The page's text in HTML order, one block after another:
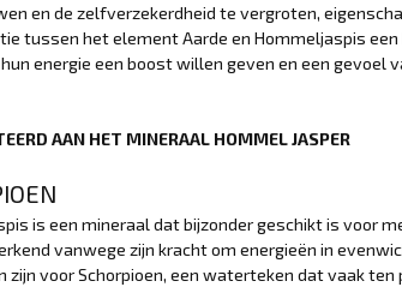
en de zelfverzekerdheid te vergroten,
tussen het element Aarde en Hommeljaspis
energie een boost willen geven en een gevoel
AAN HET MINERAAL HOMMEL JASPER
is een mineraal dat bijzonder geschikt is voor
vanwege zijn kracht om energieën in
zijn voor Schorpioen, een waterteken dat vaak